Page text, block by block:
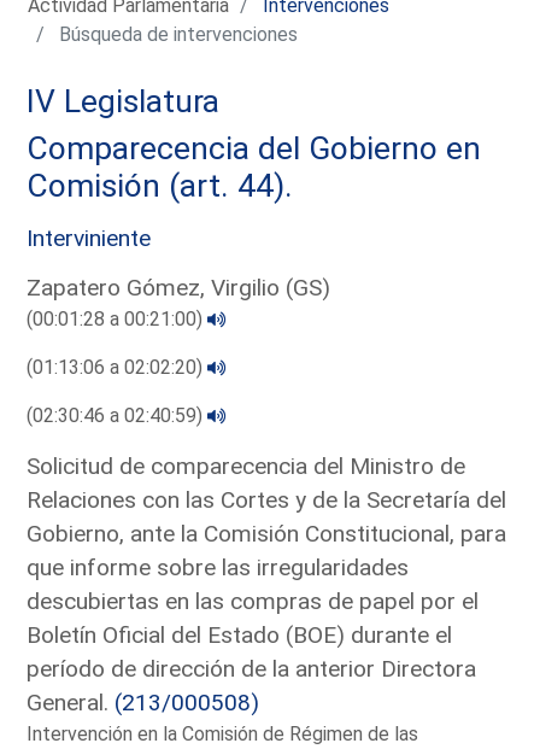
Actividad Parlamentaria
Intervenciones
Búsqueda de intervenciones
IV Legislatura
Comparecencia del Gobierno en
Comisión (art. 44).
Interviniente
Zapatero Gómez, Virgilio (GS)
(00:01:28 a 00:21:00)
(01:13:06 a 02:02:20)
(02:30:46 a 02:40:59)
Solicitud de comparecencia del Ministro de
Relaciones con las Cortes y de la Secretaría del
Gobierno, ante la Comisión Constitucional, para
que informe sobre las irregularidades
descubiertas en las compras de papel por el
Boletín Oficial del Estado (BOE) durante el
período de dirección de la anterior Directora
General. (213/000508)
Intervención en la Comisión de Régimen de las